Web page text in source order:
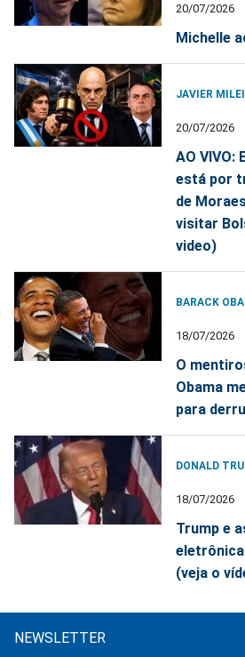
20/07/2026
Michelle
JAVIER MILEI
20/07/2026
AO VIVO:
está por
de
visitar
video)
BARACK
18/07/2026
O
Obama
para
DONALD
18/07/2026
Trump e
(veja o
NEWSLETTER